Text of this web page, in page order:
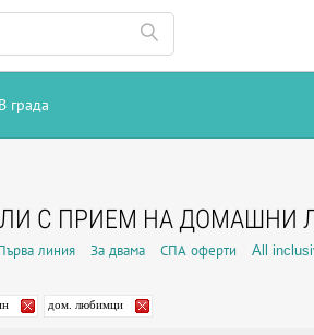
В града
С ПРИЕМ НА ДОМАШНИ
линия За двама СПА оферти All
дом. любимци